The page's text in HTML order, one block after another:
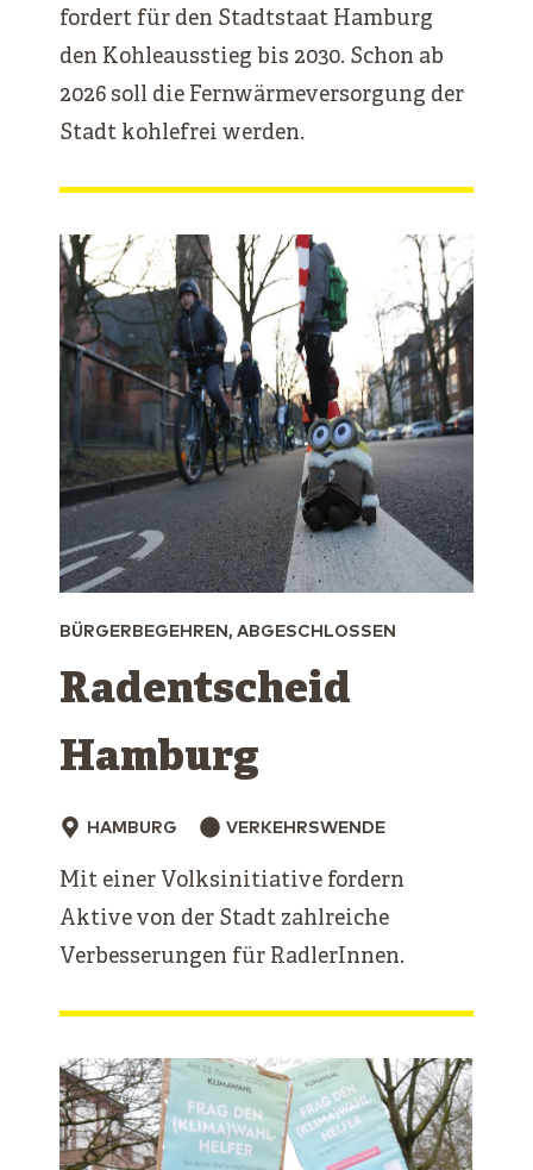
fordert für den Stadtstaat Hamburg
den Kohleausstieg bis 2030. Schon ab
2026 soll die Fernwärmeversorgung der
Stadt kohlefrei werden.
BÜRGERBEGEHREN, ABGESCHLOSSEN
Radentscheid
Hamburg
HAMBURG VERKEHRSWENDE
Mit einer Volksinitiative fordern
Aktive von der Stadt zahlreiche
Verbesserungen für RadlerInnen.